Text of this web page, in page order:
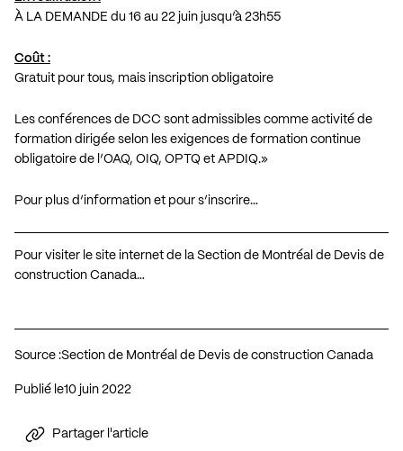
À LA DEMANDE du 16 au 22 juin jusqu’à 23h55
Coût :
Gratuit pour tous, mais inscription obligatoire
Les conférences de DCC sont admissibles comme activité de
formation dirigée selon les exigences de formation continue
obligatoire de l’OAQ, OIQ, OPTQ et APDIQ.»
Pour plus d’information et pour s’inscrire…
Pour visiter le site internet de la Section de Montréal de Devis de
construction Canada…
Source :Section de Montréal de Devis de construction Canada
Publié le 10 juin 2022
Partager l'article